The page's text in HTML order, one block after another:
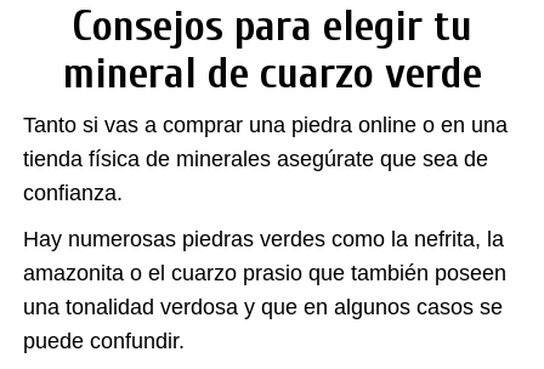
Consejos para elegir tu
mineral de cuarzo verde
Tanto si vas a comprar una piedra online o en una
tienda física de minerales asegúrate que sea de
confianza.
Hay numerosas piedras verdes como la nefrita, la
amazonita o el cuarzo prasio que también poseen
una tonalidad verdosa y que en algunos casos se
puede confundir.